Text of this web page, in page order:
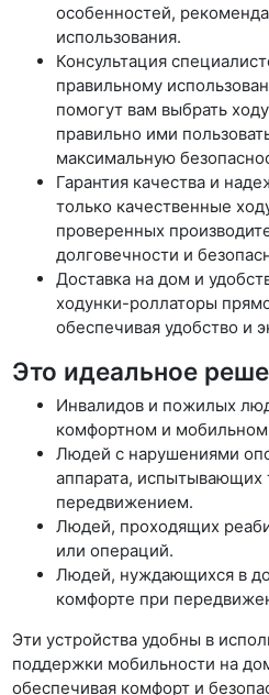
особенностей,
использования.
Консультация
правильному
помогут вам выбрать
правильно ими
максимальную
Гарантия качества и
только качественные
проверенных
долговечности и
Доставка на дом и
ходунки-роллаторы
обеспечивая удобство и
Это идеальное
Инвалидов и пожилых
комфортном и
Людей с нарушениями
аппарата, испытывающих
передвижением.
Людей, проходящих
или операций.
Людей, нуждающихся в
комфорте при
Эти устройства удобны в
поддержки мобильности на
обеспечивая комфорт и